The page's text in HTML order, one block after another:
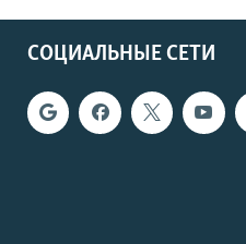
СОЦИАЛЬНЫЕ СЕТИ